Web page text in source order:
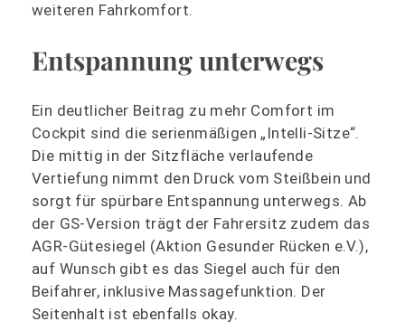
weiteren Fahrkomfort.
Entspannung unterwegs
Ein deutlicher Beitrag zu mehr Comfort im
Cockpit sind die serienmäßigen „Intelli-Sitze“.
Die mittig in der Sitzfläche verlaufende
Vertiefung nimmt den Druck vom Steißbein und
sorgt für spürbare Entspannung unterwegs. Ab
der GS-Version trägt der Fahrersitz zudem das
AGR-Gütesiegel (Aktion Gesunder Rücken e.V.),
auf Wunsch gibt es das Siegel auch für den
Beifahrer, inklusive Massagefunktion. Der
Seitenhalt ist ebenfalls okay.